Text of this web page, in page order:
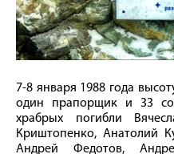
7-8 января 1988 года
один прапорщик и 33
храбрых погибли
Криштопенко, Анатолий
Андрей Федотов,